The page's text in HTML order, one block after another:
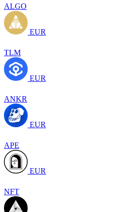
ALGO
EUR
TLM
EUR
ANKR
EUR
APE
EUR
NFT